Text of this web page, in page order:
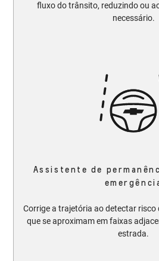
fluxo do trânsito, reduzindo ou
necessário.​​
Assistente de
Corrige a trajetória ao detectar risco
que se aproximam em faixas
estrada.